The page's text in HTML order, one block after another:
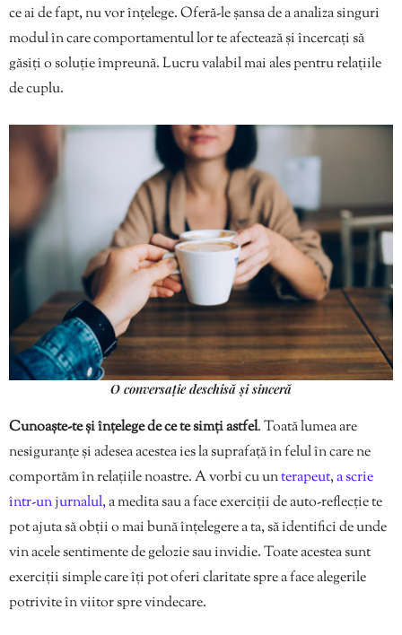
ce ai de fapt, nu vor înțelege. Oferă-le șansa de a analiza singuri
modul în care comportamentul lor te afectează și încercați să
găsiți o soluție împreună. Lucru valabil mai ales pentru relațiile
de cuplu.
O conversație deschisă și sinceră
Cunoaște-te și înțelege de ce te simți astfel. Toată lumea are
nesiguranțe și adesea acestea ies la suprafață în felul în care ne
comportăm în relațiile noastre. A vorbi cu unterapeut,a scrie
într-un jurnalul,a medita sau a face exerciții de auto-reflecție te
pot ajuta să obții o mai bună înțelegere a ta, să identifici de unde
vin acele sentimente de gelozie sau invidie. Toate acestea sunt
exerciții simple care îți pot oferi claritate spre a face alegerile
potrivite în viitor spre vindecare.